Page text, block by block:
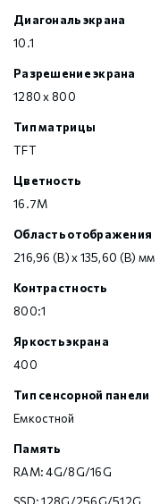
Диагональ экрана
10.1
Разрешение экрана
1280 x 800
Тип матрицы
TFT
Цветность
16.7M
Область отображения
216,96 (В) x 135,60 (В) мм
Контрастность
800:1
Яркость экрана
400
Тип сенсорной панели
Емкостной
Память
RAM: 4G/8G/16G